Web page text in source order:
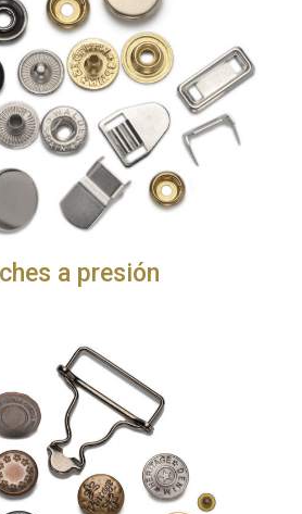
a presión